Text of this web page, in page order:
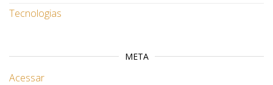
Tecnologias
META
Acessar